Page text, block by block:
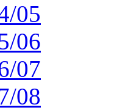
05
06
07
08